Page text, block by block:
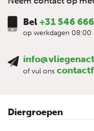
Bel+31 546
op werkdagen 08:00
of vul ons
Diergroepen
Rundvee
Paarden
Schapen
Geiten
Varkens
Pluimvee